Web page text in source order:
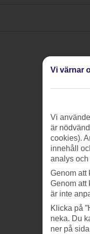
Vi värnar
Vi
är
cookies).
innehåll
analys
Genom att
Genom att
är inte
Klicka på
neka. Du
ner på